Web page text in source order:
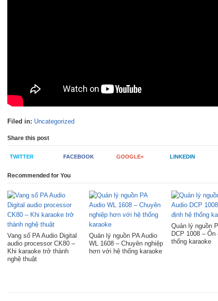
Filed in: Uncategorized
Share this post
TWITTER FACEBOOK GOOGLE+ LINKEDIN
Recommended for You
Vang số PA Audio Digital
audio processor CK80 –
Khi karaoke trở thành
nghệ thuật
Quản lý nguồn PA Audio
WL 1608 – Chuyên nghiệp
hơn với hệ thống karaoke
Quản lý nguồn
DCP 1008 – Ổn
thống karaoke